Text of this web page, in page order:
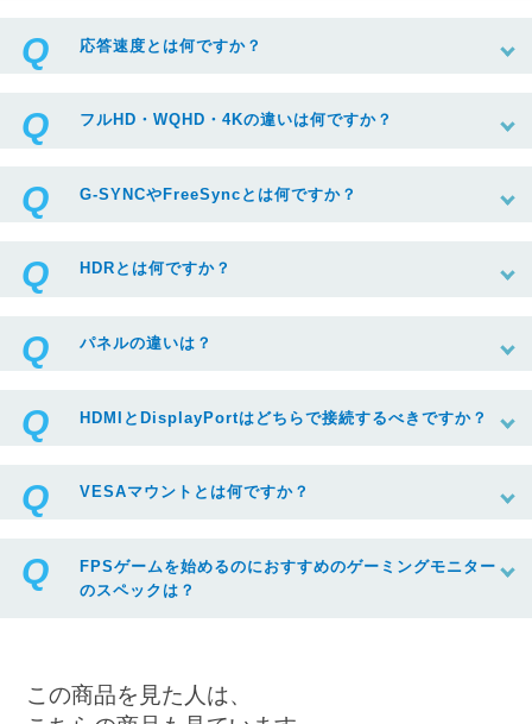
応答速度とは何ですか？
フルHD・WQHD・4Kの違いは何ですか？
G-SYNCやFreeSyncとは何ですか？
HDRとは何ですか？
パネルの違いは？
HDMIとDisplayPortはどちらで接続するべきですか？
VESAマウントとは何ですか？
FPSゲームを始めるのにおすすめのゲーミングモニター
のスペックは？
この商品を見た人は、